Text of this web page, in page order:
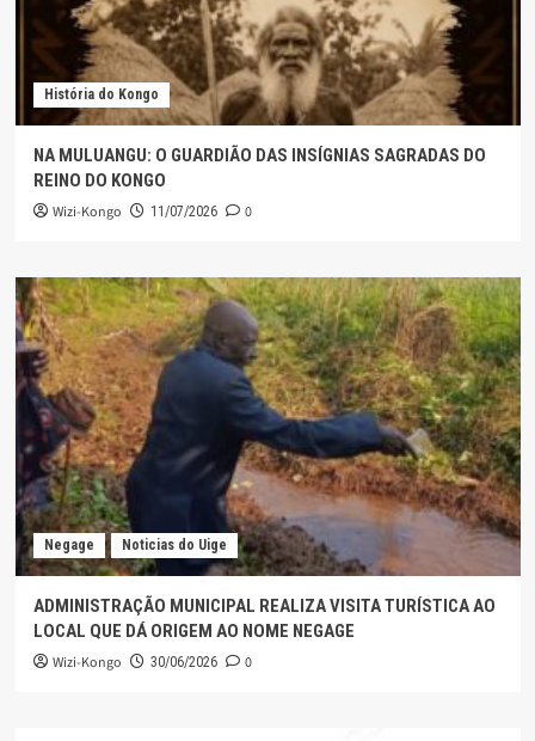
História do Kongo
NA MULUANGU: O GUARDIÃO DAS INSÍGNIAS SAGRADAS DO
REINO DO KONGO
Wizi-Kongo 11/07/2026 0
Negage Noticias do Uige
ADMINISTRAÇÃO MUNICIPAL REALIZA VISITA TURÍSTICA AO
LOCAL QUE DÁ ORIGEM AO NOME NEGAGE
Wizi-Kongo 30/06/2026 0